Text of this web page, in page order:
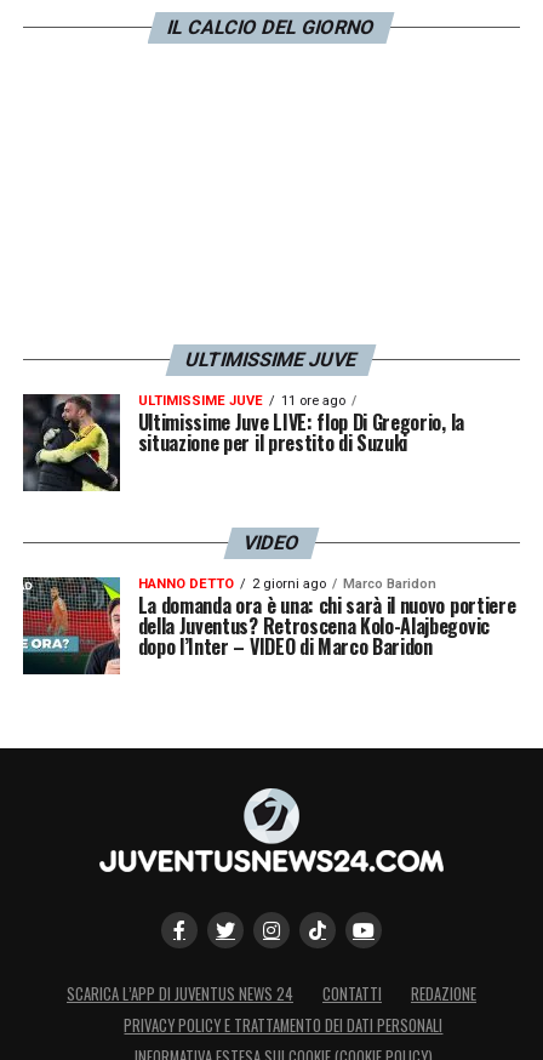
maggior minutaggio. Come detto i bianconeri
IL CALCIO DEL GIORNO
ULTIMISSIME JUVE
ULTIMISSIME JUVE 11 ore ago
Ultimissime Juve LIVE: flop Di Gregorio, la
situazione per il prestito di Suzuki
VIDEO
HANNO DETTO 2 giorni ago Marco Baridon
La domanda ora è una: chi sarà il nuovo portiere
della Juventus? Retroscena Kolo-Alajbegovic
dopo l’Inter – VIDEO di Marco Baridon
SCARICA L’APP DI JUVENTUS NEWS 24 CONTATTI
REDAZIONE
PRIVACY POLICY E TRATTAMENTO DEI DATI PERSONALI